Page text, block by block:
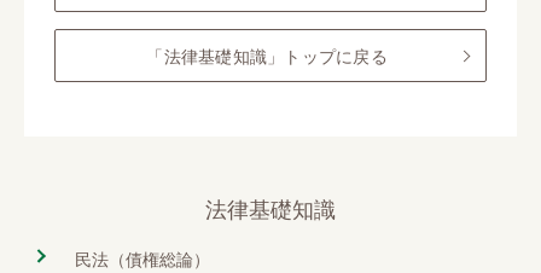
「法律基礎知識」トップに戻る
法律基礎知識
民法（債権総論）